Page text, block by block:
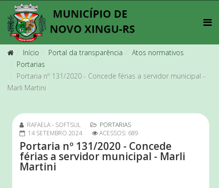
Início Portal da transparência
Atos normativos
Portarias
Portaria nº 131/2020 - Concede férias a servidor municipal -
Marli Martini
RAFAELA - SOFTSUL
PORTARIAS
14 SETEMBRO 2024
ACESSOS: 689
Portaria nº 131/2020 - Concede
férias a servidor municipal - Marli
Martini